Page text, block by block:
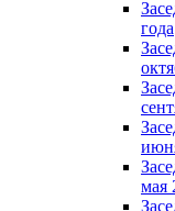
года
мая